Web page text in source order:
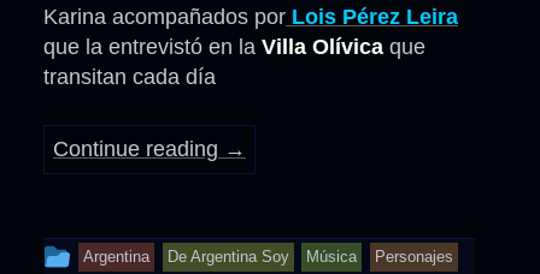
Karina acompañados por Lois Pérez Leira
que la entrevistó en la Villa Olívica que
transitan cada día
Continue reading →
This
Argentina De Argentina Soy Música Personajes